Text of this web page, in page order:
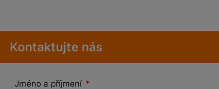
e
5
Kontaktujte nás
Jméno a příjmení